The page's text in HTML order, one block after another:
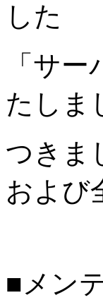
した
「サ
たしま
つきま
および
■メン